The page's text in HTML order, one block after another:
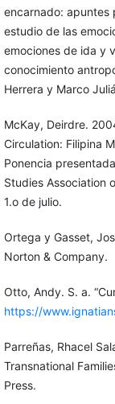
encarnado: apuntes
estudio de las
emociones de ida y
conocimiento
Herrera y Marco
McKay, Deirdre.
Circulation: Filipina
Ponencia
Studies Association
1.o de julio.
Ortega y Gasset,
Norton & Company.
Otto, Andy. S. a.
https://
Parreñas, Rhacel
Transnational
Press.